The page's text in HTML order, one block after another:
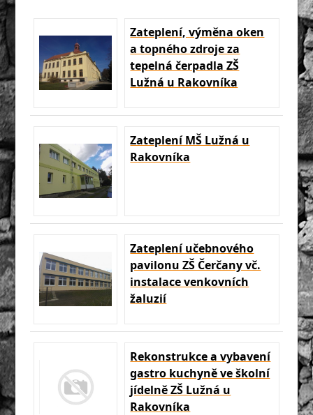
Zateplení, výměna oken
a topného zdroje za
tepelná čerpadla ZŠ
Lužná u Rakovníka
Zateplení MŠ Lužná u
Rakovníka
Zateplení učebnového
pavilonu ZŠ Čerčany vč.
instalace venkovních
žaluzií
Rekonstrukce a vybavení
gastro kuchyně ve školní
jídelně ZŠ Lužná u
Rakovníka